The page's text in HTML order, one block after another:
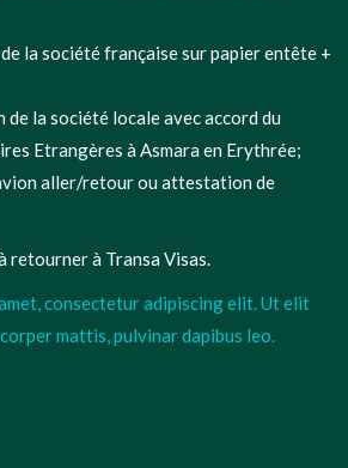
la société française sur papier entête +
la société locale avec accord du
Etrangères à Asmara en Erythrée;
aller/retour ou attestation de
retourner à Transa Visas.
consectetur adipiscing elit. Ut elit
mattis, pulvinar dapibus leo.